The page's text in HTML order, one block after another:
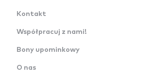
Kontakt
Współpracuj z nami!
Bony upominkowy
O nas